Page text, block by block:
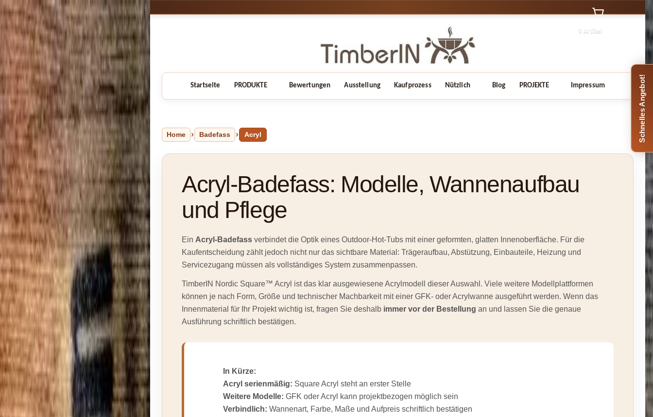
0 Artikel
Startseite PRODUKTE Bewertungen Ausstellung Kaufprozess Nützlich Blog PROJEKTE Impressum
Home Badefass Acryl
Acryl-Badefass: Modelle, Wannenaufbau
und Pflege
Ein Acryl-Badefass verbindet die Optik eines Outdoor-Hot-Tubs mit einer geformten, glatten Innenoberfläche. Für die
Kaufentscheidung zählt jedoch nicht nur das sichtbare Material: Trägeraufbau, Abstützung, Einbauteile, Heizung und
Servicezugang müssen als vollständiges System zusammenpassen.
TimberIN Nordic Square™ Acryl ist das klar ausgewiesene Acrylmodell dieser Auswahl. Viele weitere Modellplattformen
können je nach Form, Größe und technischer Machbarkeit mit einer GFK- oder Acrylwanne ausgeführt werden. Wenn das
Innenmaterial für Ihr Projekt wichtig ist, fragen Sie deshalb immer vor der Bestellung an und lassen Sie die genaue
Ausführung schriftlich bestätigen.
In Kürze:
Acryl serienmäßig: Square Acryl steht an erster Stelle
Weitere Modelle: GFK oder Acryl kann projektbezogen möglich sein
Verbindlich: Wannenart, Farbe, Maße und Aufpreis schriftlich bestätigen
Schnelles Angebot!